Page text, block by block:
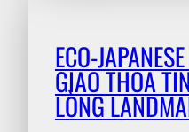
ECO-
GIAO THOA
LÒNG